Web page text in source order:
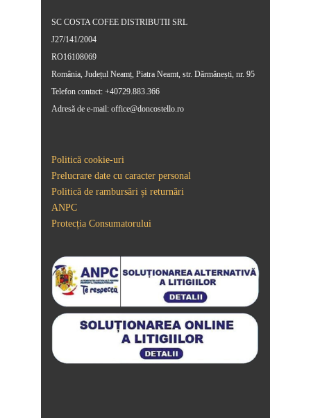
SC COSTA COFEE DISTRIBUTII SRL
J27/141/2004
RO16108069
România, Județul Neamț, Piatra Neamt, str. Dărmănești, nr. 95
Telefon contact: +40729.883.366
Adresă de e-mail: office@doncostello.ro
Politică cookie-uri
Prelucrare date cu caracter personal
Politică de rambursări și returnări
ANPC
Protecția Consumatorului